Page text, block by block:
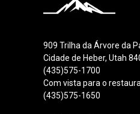
909 Trilha da Árvore da
Cidade de Heber, Utah
(435)575-1700
Com vista para o
(435)575-1650